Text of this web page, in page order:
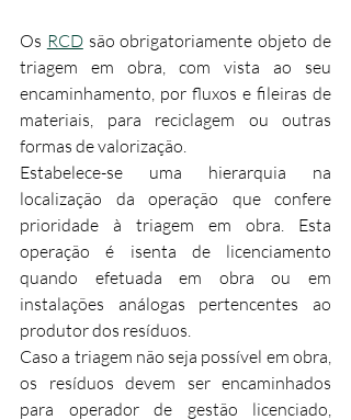
Os RCD são obrigatoriamente objeto de
triagem em obra, com vista ao seu
encaminhamento, por fluxos e fileiras de
materiais, para reciclagem ou outras
formas de valorização.​
Estabelece-se uma hierarquia na
localização da operação que confere
prioridade à triagem em obra. Esta
operação é isenta de licenciamento
quando efetuada em obra ou em
instalações análogas pertencentes ao
produtor dos resíduos.​
Caso a triagem não seja possível em obra,
os resíduos devem ser encaminhados
para operador de gestão licenciado,